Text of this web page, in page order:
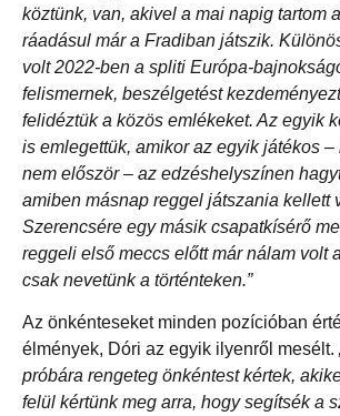
köztünk, van, akivel a mai napig tartom
ráadásul már a Fradiban játszik.
volt 2022-ben a spliti Európa-
felismernek, beszélgetést
felidéztük a közös emlékeket. Az egyik
is emlegettük, amikor az egyik játékos –
nem először – az edzéshelyszínen
amiben másnap reggel játszania kellett
Szerencsére egy másik csapatkísérő
reggeli első meccs előtt már nálam volt
csak nevetünk a történteken.”
Az önkénteseket minden pozícióban
élmények, Dóri az egyik ilyenről mesélt.
próbára rengeteg önkéntest kértek,
felül kértünk meg arra, hogy segítsék a